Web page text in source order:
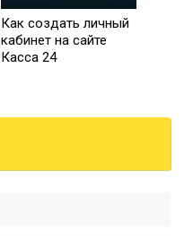
Как создать личный
кабинет на сайте
Касса 24